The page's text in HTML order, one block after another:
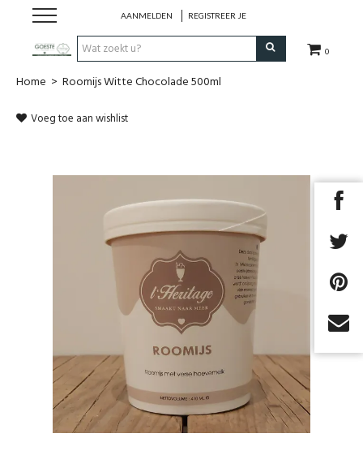
0
AANMELDEN REGISTREER JE
HOME
Huisgemaakt ijs
Home > Roomijs Witte Chocolade 500ml
Voeg toe aan wishlist